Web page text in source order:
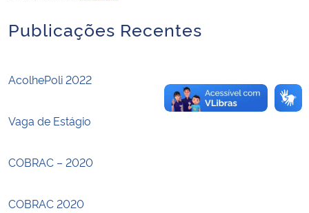
Banco Central do Brasil
Planalto
Publicações Recentes
AcolhePoli 2022
Vaga de Estágio
COBRAC – 2020
COBRAC 2020